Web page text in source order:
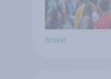
Artikel